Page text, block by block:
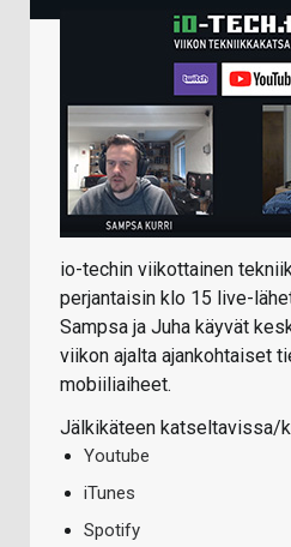
io-techin viikottainen
perjantaisin klo 15 live-
Sampsa ja Juha käyvät
viikon ajalta ajankohtaiset
mobiiliaiheet.
Jälkikäteen katseltavissa/
Youtube
iTunes
Spotify